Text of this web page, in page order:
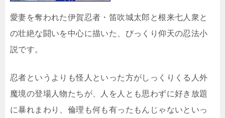
愛妻を奪われた伊賀忍者・笛吹城太郎と根来七人衆と
の壮絶な闘いを中心に描いた、びっくり仰天の忍法小
説です。
忍者というよりも怪人といった方がしっくりくる人外
魔境の登場人物たちが、人を人とも思わずに好き放題
に暴れまわり、倫理も何も有ったもんじゃないといっ